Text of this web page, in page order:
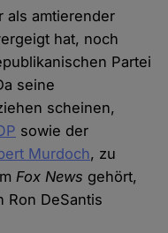
als amtierender
hat, noch
Partei
seine
scheinen,
sowie der
Murdoch, zu
Fox News gehört,
Ron DeSantis